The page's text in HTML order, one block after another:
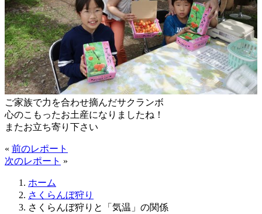
ご家族で力を合わせ摘んだサクランボ
心のこもったお土産になりましたね！
またお立ち寄り下さい
« 前のレポート
次のレポート »
ホーム
さくらんぼ狩り
さくらんぼ狩りと「気温」の関係